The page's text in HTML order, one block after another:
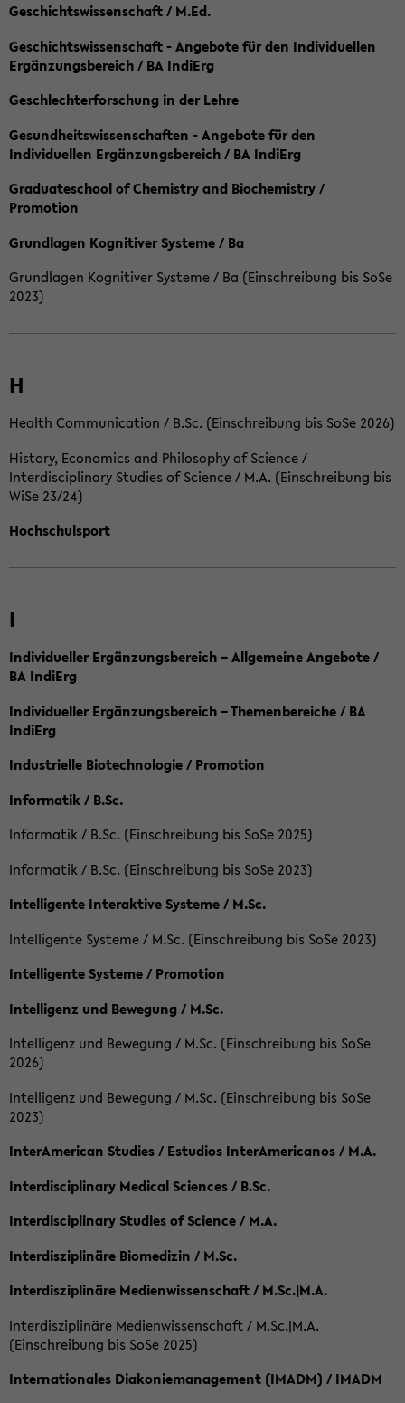
Geschichtswissenschaft / M.Ed.
Geschichtswissenschaft - Angebote für den Individuellen
Ergänzungsbereich / BA IndiErg
Geschlechterforschung in der Lehre
Gesundheitswissenschaften - Angebote für den
Individuellen Ergänzungsbereich / BA IndiErg
Graduateschool of Chemistry and Biochemistry /
Promotion
Grundlagen Kognitiver Systeme / Ba
Grundlagen Kognitiver Systeme / Ba (Einschreibung bis SoSe
2023)
H
Health Communication / B.Sc. (Einschreibung bis SoSe 2026)
History, Economics and Philosophy of Science /
Interdisciplinary Studies of Science / M.A. (Einschreibung bis
WiSe 23/24)
Hochschulsport
I
Individueller Ergänzungsbereich – Allgemeine Angebote /
BA IndiErg
Individueller Ergänzungsbereich – Themenbereiche / BA
IndiErg
Industrielle Biotechnologie / Promotion
Informatik / B.Sc.
Informatik / B.Sc. (Einschreibung bis SoSe 2025)
Informatik / B.Sc. (Einschreibung bis SoSe 2023)
Intelligente Interaktive Systeme / M.Sc.
Intelligente Systeme / M.Sc. (Einschreibung bis SoSe 2023)
Intelligente Systeme / Promotion
Intelligenz und Bewegung / M.Sc.
Intelligenz und Bewegung / M.Sc. (Einschreibung bis SoSe
2026)
Intelligenz und Bewegung / M.Sc. (Einschreibung bis SoSe
2023)
InterAmerican Studies / Estudios InterAmericanos / M.A.
Interdisciplinary Medical Sciences / B.Sc.
Interdisciplinary Studies of Science / M.A.
Interdisziplinäre Biomedizin / M.Sc.
Interdisziplinäre Medienwissenschaft / M.Sc.|M.A.
Interdisziplinäre Medienwissenschaft / M.Sc.|M.A.
(Einschreibung bis SoSe 2025)
Internationales Diakoniemanagement (IMADM) / IMADM